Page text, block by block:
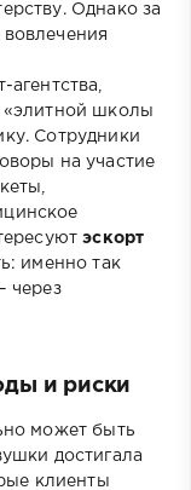
Однако за
«элитной школы
Сотрудники
на участие
эскорт
именно так
через
и риски
может быть
достигала
клиенты